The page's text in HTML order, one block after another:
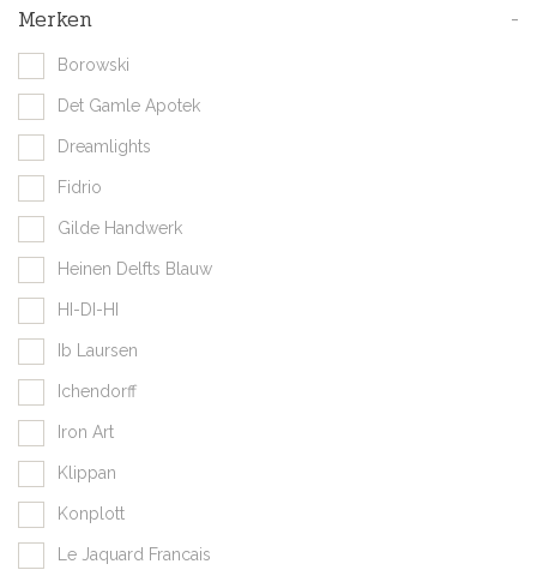
Merken -
Borowski
Det Gamle Apotek
Dreamlights
Fidrio
Gilde Handwerk
Heinen Delfts Blauw
HI-DI-HI
Ib Laursen
Ichendorff
Iron Art
Klippan
Konplott
Le Jaquard Francais